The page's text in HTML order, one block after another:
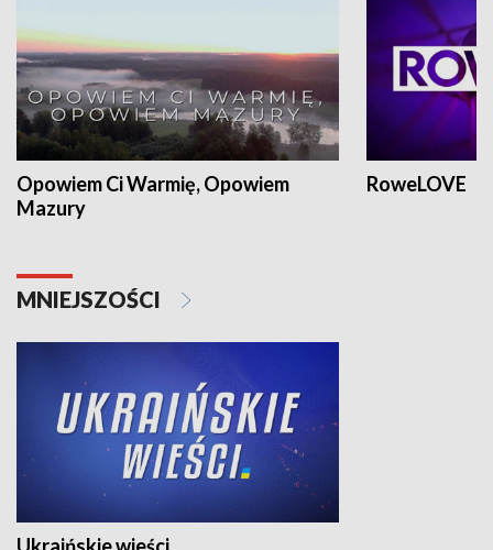
Opowiem Ci Warmię, Opowiem
Mazury
RoweLOVE
MNIEJSZOŚCI